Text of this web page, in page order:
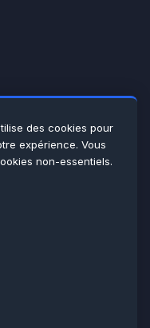
des cookies pour
expérience. Vous
non-essentiels.